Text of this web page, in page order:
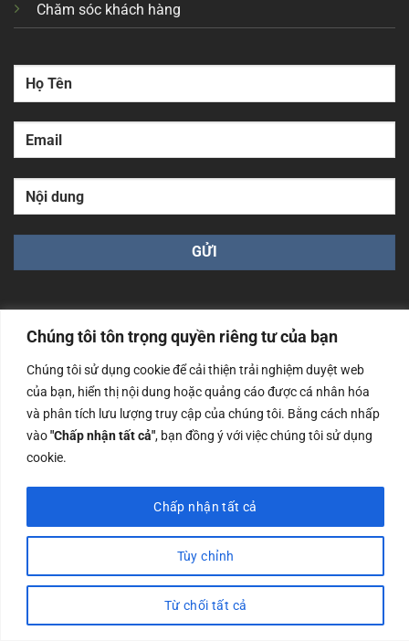
Chúng tôi tôn trọng quyền riêng tư của bạn
Chúng tôi sử dụng cookie để cải thiện trải nghiệm duyệt web
của bạn, hiển thị nội dung hoặc quảng cáo được cá nhân hóa
và phân tích lưu lượng truy cập của chúng tôi. Bằng cách nhấp
vào"Chấp nhận tất cả", bạn đồng ý với việc chúng tôi sử dụng
cookie.
Tùy chỉnh
Từ chối tất cả
Chấp nhận tất cả
Chăm sóc khách hàng
Công ty TNHH Nam Bình Xương - Số ĐKKD: 0108783483
cấp ngày 14/06/2019 bởi Sở Kế Hoạch và Đầu Tư Tp. Hà
Nội
Copyrights @2023 Nam Binh Xuong. All Rights Reserved